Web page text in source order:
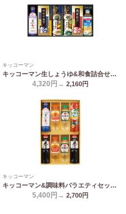
キッコーマン
キッコーマン生しょうゆ&和食詰合せ NBL-40K
4,320円→ 2,160円
キッコーマン
キッコーマン&調味料バラエティセット KSM-50N
5,400円→ 2,700円